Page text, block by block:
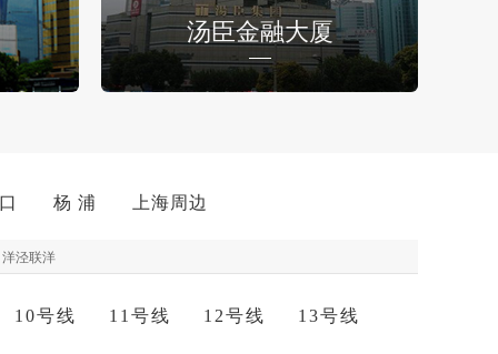
汤臣金融大厦
杨 浦 上海周边
洋泾联洋
10号线 11号线 12号线 13号线